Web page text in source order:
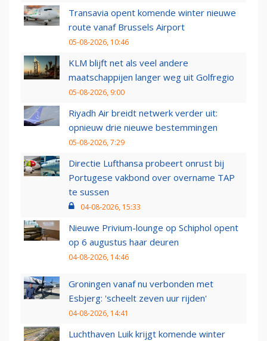
Transavia opent komende winter nieuwe
route vanaf Brussels Airport
05-08-2026, 10:46
KLM blijft net als veel andere
maatschappijen langer weg uit Golfregio
05-08-2026, 9:00
Riyadh Air breidt netwerk verder uit:
opnieuw drie nieuwe bestemmingen
05-08-2026, 7:29
Directie Lufthansa probeert onrust bij
Portugese vakbond over overname TAP
te sussen
04-08-2026, 15:33
Nieuwe Privium-lounge op Schiphol opent
op 6 augustus haar deuren
04-08-2026, 14:46
Groningen vanaf nu verbonden met
Esbjerg: 'scheelt zeven uur rijden'
04-08-2026, 14:41
Luchthaven Luik krijgt komende winter